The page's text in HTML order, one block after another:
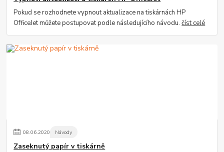
Pokud se rozhodnete vypnout aktualizace na tiskárnách HP
OfficeJet můžete postupovat podle následujícího návodu.číst celé
08.06.2020 Návody
Zaseknutý papír v tiskárně